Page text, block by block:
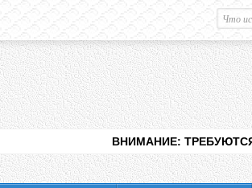
Здравствуйте уважаемыйГость. Чтобы
пользоваться данной панелью
управления, вам необходимо
авторизоваться на сайте под своим
логином, либо пройти регистрацию.
ВНИМАНИЕ: ТРЕБУЮТСЯ ЛЮДИ ДЛЯ